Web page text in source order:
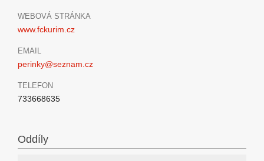
WEBOVÁ STRÁNKA
www.fckurim.cz
EMAIL
perinky@seznam.cz
TELEFON
733668635
Oddíly